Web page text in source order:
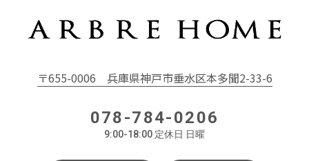
〒655-0006 兵庫県神戸市垂水区本多聞2-33-6
078-784-0206
9:00-18:00 定休日 日曜